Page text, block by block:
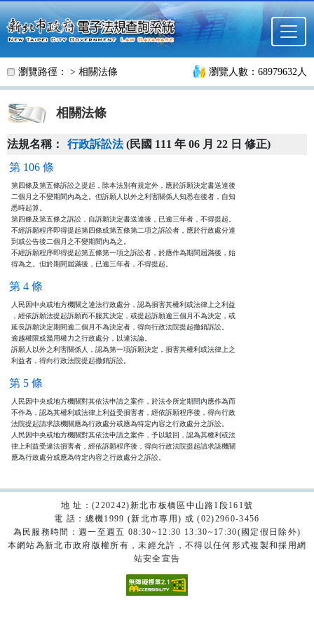
跳至主要內容
瀏覽路徑： > 相關法條 瀏覽人數：68979632人
相關法條
法規名稱： 行政訴訟法(民國 111 年 06 月 22 日 修正)
第 106 條
第四條及第五條訴訟之提起，除本法別有規定外，應於訴願決定書送達後
二個月之不變期間內為之。但訴願人以外之利害關係人知悉在後者，自知
悉時起算。
第四條及第五條之訴訟，自訴願決定書送達後，已逾三年者，不得提起。
不經訴願程序即得提起第四條或第五條第二項之訴訟者，應於行政處分達
到或公告後二個月之不變期間內為之。
不經訴願程序即得提起第五條第一項之訴訟者，於應作為期間屆滿後，始
得為之。但於期間屆滿後，已逾三年者，不得提起。
第 4 條
人民因中央或地方機關之違法行政處分，認為損害其權利或法律上之利益
，經依訴願法提起訴願而不服其決定，或提起訴願逾三個月不為決定，或
延長訴願決定期間逾二個月不為決定者，得向行政法院提起撤銷訴訟。
逾越權限或濫用權力之行政處分，以違法論。
訴願人以外之利害關係人，認為第一項訴願決定，損害其權利或法律上之
利益者，得向行政法院提起撤銷訴訟。
第 5 條
人民因中央或地方機關對其依法申請之案件，於法令所定期間內應作為而
不作為，認為其權利或法律上利益受損害者，經依訴願程序後，得向行政
法院提起請求該機關應為行政處分或應為特定內容之行政處分之訴訟。
人民因中央或地方機關對其依法申請之案件，予以駁回，認為其權利或法
律上利益受違法損害者，經依訴願程序後，得向行政法院提起請求該機關
應為行政處分或應為特定內容之行政處分之訴訟。
地 址：(220242)新北市板橋區中山路1段161號
電 話：總機1999 (新北市專用) 或 (02)2960-3456
為民服務時間：週一至週五 08:30~12:30 13:30~17:30(國定假日除外)
本網站為新北市政府版權所有，未經允許，不得以任何形式複製和採用網
站安全宣告